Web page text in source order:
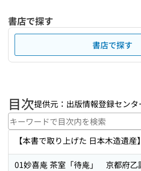
書店で探す
書店で探す
目次提供元：出版情報登録センタ
【本書で取り上げた 日本木造遺産】
01妙喜庵 茶室「待庵」 京都府乙